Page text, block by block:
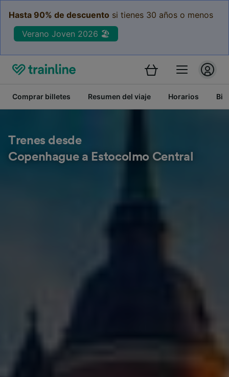
Hasta 90% de descuento si tienes 30 años o menos
Verano Joven 2026 🏖️
Comprar billetes Resumen del viaje Horarios
Trenes desde
Copenhague a Estocolmo Central